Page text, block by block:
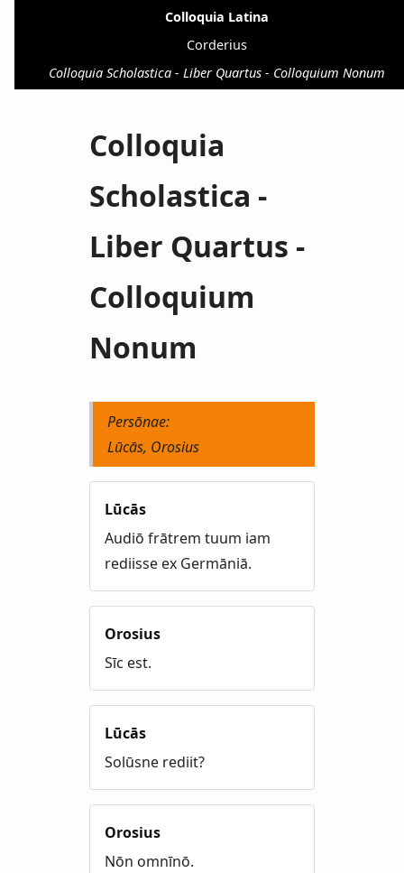
Colloquia Latina
Corderius
Colloquia Scholastica - Liber Quartus - Colloquium Nonum
Colloquia
Scholastica -
Liber Quartus -
Colloquium
Nonum
Persōnae:
Lūcās, Orosius
Lūcās
Audiō frātrem tuum iam
rediisse ex Germāniā.
Orosius
Sīc est.
Lūcās
Solūsne rediit?
Orosius
Nōn omnīnō.